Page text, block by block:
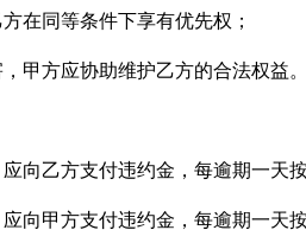
在同等条件下享有优先权；
甲方应协助维护乙方的合法权益。
向乙方支付违约金，每逾期一天
向甲方支付违约金，每逾期一天